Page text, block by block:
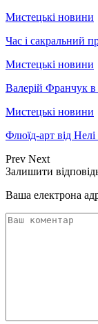
Мистецькі новини
Час і сакральний
Мистецькі новини
Валерій Франчук в
Мистецькі новини
Флюїд-арт від
Prev Next
Залишити
Ваша електрона